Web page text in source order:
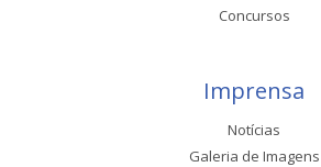
Concursos
Imprensa
Notícias
Galeria de Imagens